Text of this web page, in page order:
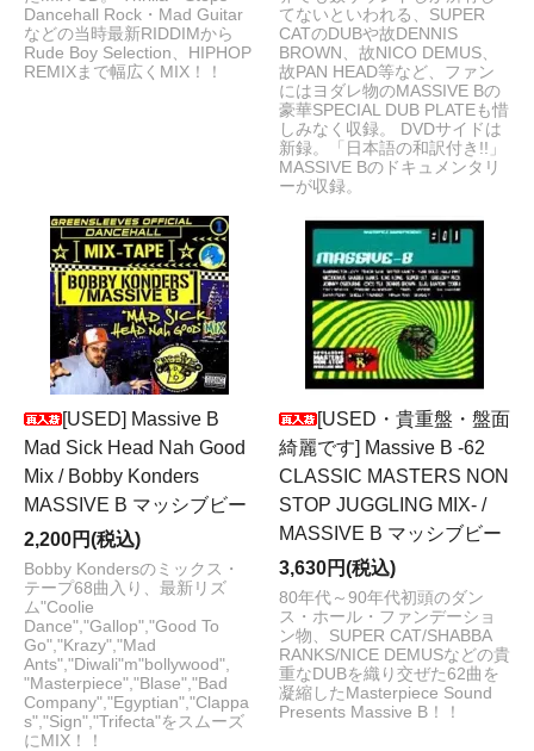
Dancehall Rock・Mad Guitar
などの当時最新RIDDIMから
Rude Boy Selection、HIPHOP
REMIXまで幅広くMIX！！
てないといわれる、SUPER
CATのDUBや故DENNIS
BROWN、故NICO DEMUS、
故PAN HEAD等など、ファン
にはヨダレ物のMASSIVE Bの
豪華SPECIAL DUB PLATEも惜
しみなく収録。 DVDサイドは
新録。「日本語の和訳付き!!」
MASSIVE Bのドキュメンタリ
ーが収録。
[USED] Massive B
Mad Sick Head Nah Good
Mix / Bobby Konders
MASSIVE B マッシブビー
2,200円(税込)
Bobby Kondersのミックス・
テープ68曲入り、最新リズ
ム"Coolie
Dance","Gallop","Good To
Go","Krazy","Mad
Ants","Diwali"m"bollywood",
"Masterpiece","Blase","Bad
Company","Egyptian","Clappa
s","Sign","Trifecta"をスムーズ
にMIX！！
[USED・貴重盤・盤面
綺麗です] Massive B -62
CLASSIC MASTERS NON
STOP JUGGLING MIX- /
MASSIVE B マッシブビー
3,630円(税込)
80年代～90年代初頭のダン
ス・ホール・ファンデーショ
ン物、SUPER CAT/SHABBA
RANKS/NICE DEMUSなどの貴
重なDUBを織り交ぜた62曲を
凝縮したMasterpiece Sound
Presents Massive B！！